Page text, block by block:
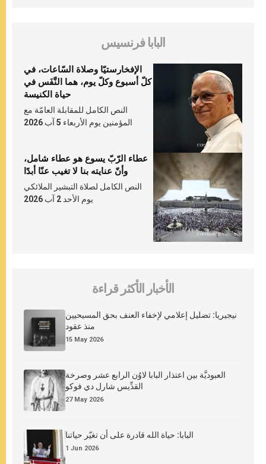
البابا فرنسيس
الإفخارستيّا وصلاة السّاعات، في
كلّ أسبوع وكلّ يوم، هما النَّفَس في
حياة الكنيسة
النص الكامل للمقابلة العامّة مع
المؤمنين يوم الأربعاء 5 آب 2026
عطاء الرّبّ يسوع هو عطاء شامل،
وأنّ عنايته بنا لا تغيب عنّا أبدًا
النص الكامل لصلاة التبشير الملائكي
يوم الأحد 2 آب 2026
الأخبار الأكثر قراءة
نيجيريا: تضليل إعلامي لإخفاء العنف بحق المسيحيين
منذ عقود
15 May 2026
العبوديَّة بين اعتذار البابا لاوُن الرابع عشر وصرخة
القدِّيس شارل دي فوكو
27 May 2026
البابا: حياة الله قادرة على أن تغيّر حياتنا
1 Jun 2026